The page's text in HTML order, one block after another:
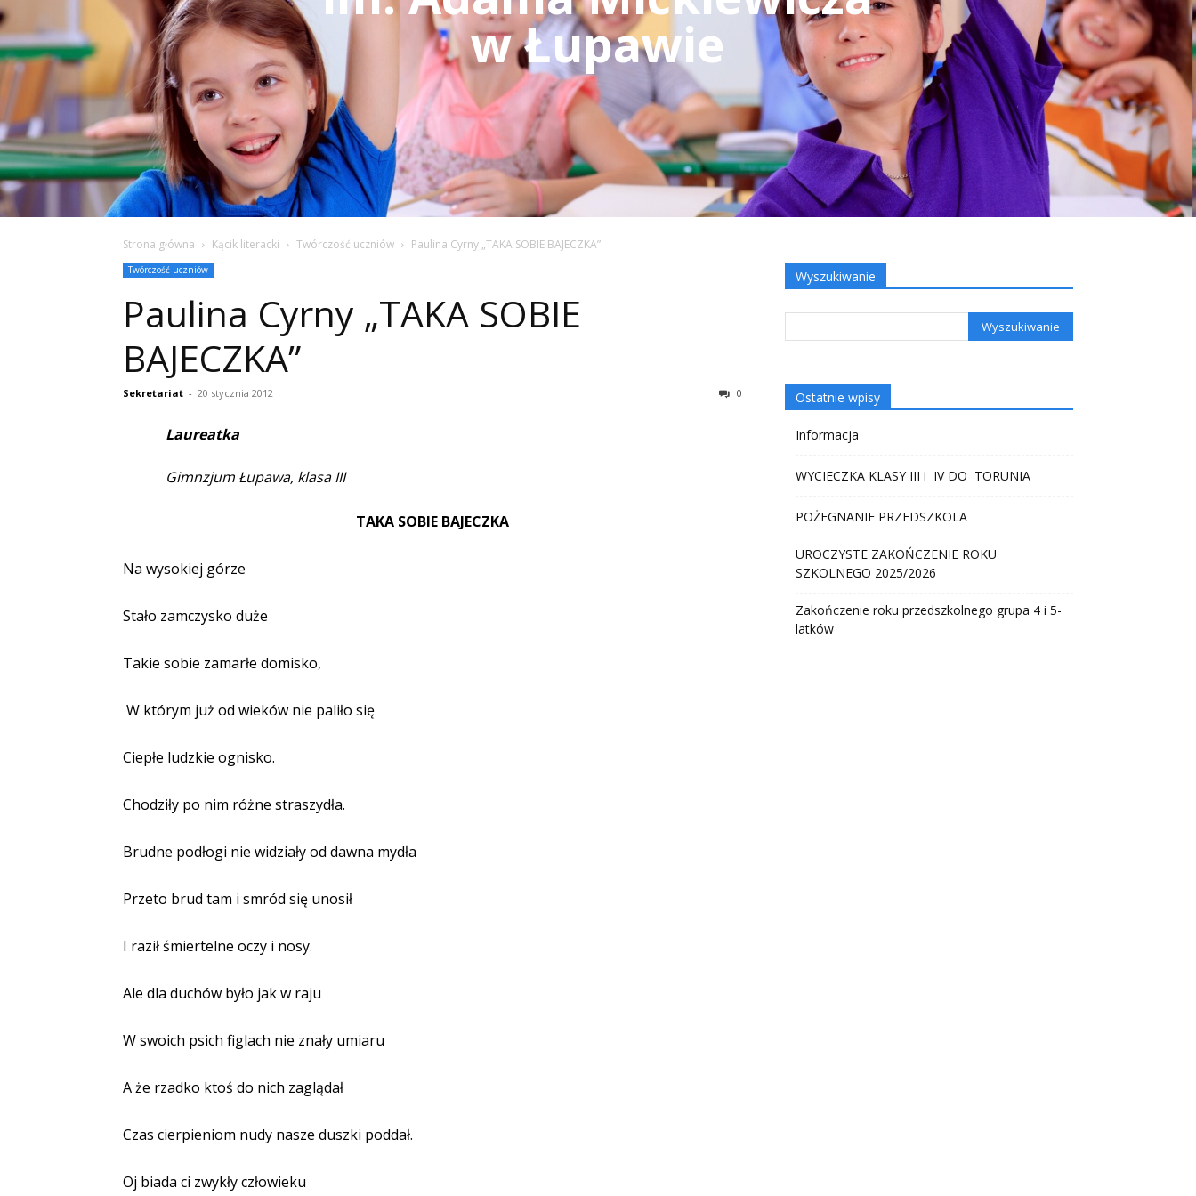
w Łupawie
Strona główna Kącik literacki Twórczość uczniów Paulina Cyrny „TAKA SOBIE BAJECZKA”
Twórczość uczniów
Paulina Cyrny „TAKA SOBIE
BAJECZKA”
Sekretariat - 20 stycznia 2012 0
Laureatka
Gimnzjum Łupawa, klasa III
TAKA SOBIE BAJECZKA
Na wysokiej górze
Stało zamczysko duże
Takie sobie zamarłe domisko,
W którym już od wieków nie paliło się
Ciepłe ludzkie ognisko.
Chodziły po nim różne straszydła.
Brudne podłogi nie widziały od dawna mydła
Przeto brud tam i smród się unosił
I raził śmiertelne oczy i nosy.
Ale dla duchów było jak w raju
W swoich psich figlach nie znały umiaru
A że rzadko ktoś do nich zaglądał
Czas cierpieniom nudy nasze duszki poddał.
Oj biada ci zwykły człowieku
Wyszukiwanie
Ostatnie wpisy
Informacja
WYCIECZKA KLASY III i IV DO TORUNIA
POŻEGNANIE PRZEDSZKOLA
UROCZYSTE ZAKOŃCZENIE ROKU
SZKOLNEGO 2025/2026
Zakończenie roku przedszkolnego grupa 4 i 5-
latków